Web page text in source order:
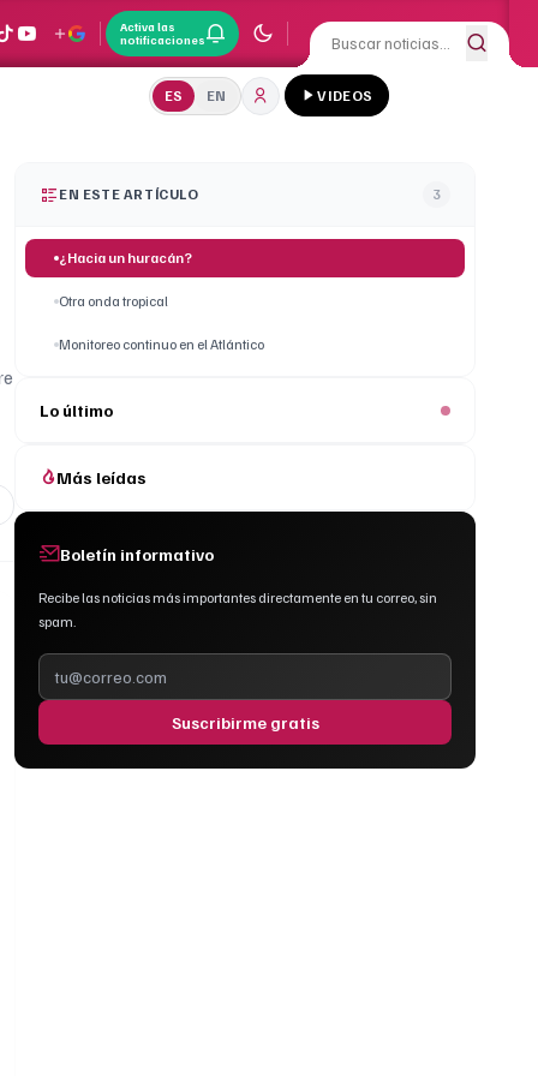
Activa las
notificaciones
ES EN VIDEOS
EN ESTE ARTÍCULO 3
¿Hacia un huracán?
Otra onda tropical
Monitoreo continuo en el Atlántico
Lo último
Más leídas
Boletín informativo
Recibe las noticias más importantes directamente en tu correo, sin
spam.
Suscribirme gratis